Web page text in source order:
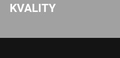
KVALITY